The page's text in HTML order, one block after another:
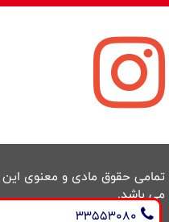
33553080
تمامی حقوق مادی و معنوی
می باشد.